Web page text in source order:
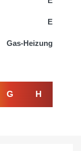
E
Gas-Heizung
G H